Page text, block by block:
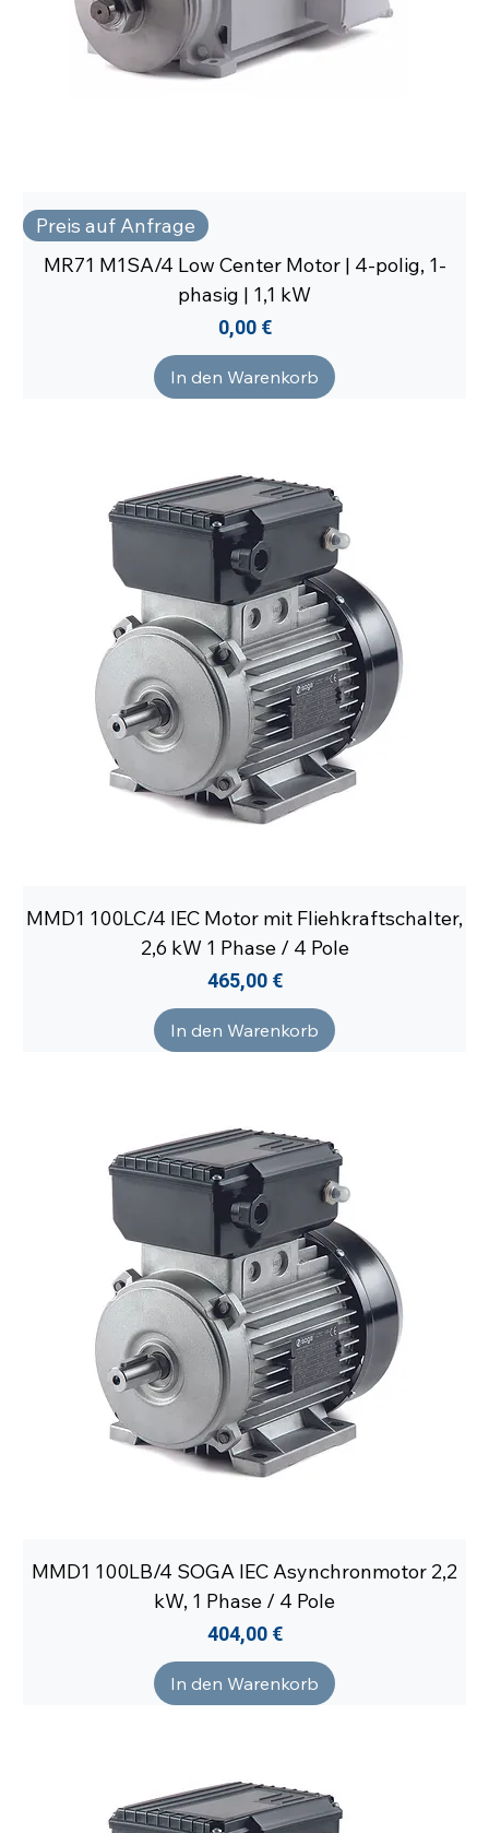
Preis auf Anfrage
MR71 M1SA/4 Low Center Motor | 4-polig, 1-
phasig | 1,1 kW
Preis
0,00 €
In den Warenkorb
MMD1 100LC/4 IEC Motor mit Fliehkraftschalter,
2,6 kW 1 Phase / 4 Pole
Preis
465,00 €
In den Warenkorb
MMD1 100LB/4 SOGA IEC Asynchronmotor 2,2
kW, 1 Phase / 4 Pole
Preis
404,00 €
In den Warenkorb